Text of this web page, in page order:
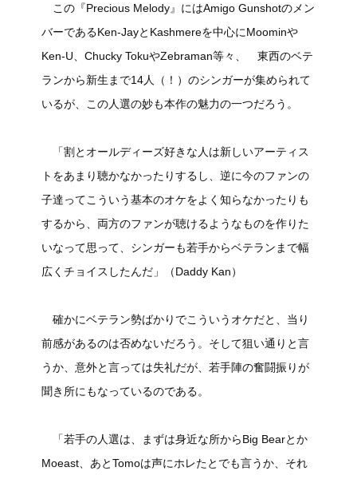
この『Precious Melody』にはAmigo Gunshotのメン
バーであるKen-JayとKashmereを中心にMoominや
Ken-U、Chucky TokuやZebraman等々、 東西のベテ
ランから新生まで14人（！）のシンガーが集められて
いるが、この人選の妙も本作の魅力の一つだろう。
「割とオールディーズ好きな人は新しいアーティス
トをあまり聴かなかったりするし、逆に今のファンの
子達ってこういう基本のオケをよく知らなかったりも
するから、両方のファンが聴けるようなものを作りた
いなって思って、シンガーも若手からベテランまで幅
広くチョイスしたんだ」（Daddy Kan）
確かにベテラン勢ばかりでこういうオケだと、当り
前感があるのは否めないだろう。そして狙い通りと言
うか、意外と言っては失礼だが、若手陣の奮闘振りが
聞き所にもなっているのである。
「若手の人選は、まずは身近な所からBig Bearとか
Moeast、あとTomoは声にホレたとでも言うか、それ